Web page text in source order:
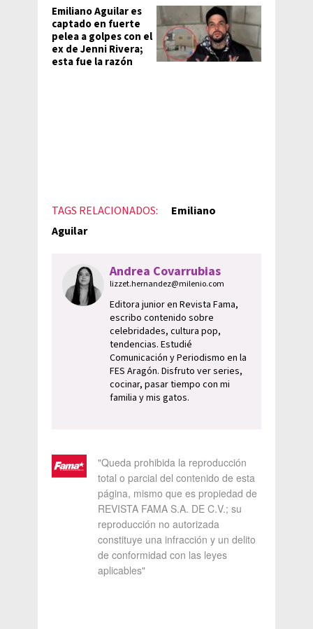
Emiliano Aguilar es
captado en fuerte
pelea a golpes con el
ex de Jenni Rivera;
esta fue la razón
TAGS RELACIONADOS:
Emiliano
Aguilar
Andrea Covarrubias
lizzet.hernandez@milenio.com
Editora junior en Revista Fama,
escribo contenido sobre
celebridades, cultura pop,
tendencias. Estudié
Comunicación y Periodismo en la
FES Aragón. Disfruto ver series,
cocinar, pasar tiempo con mi
familia y mis gatos.
"Queda prohibida la reproducción
total o parcial del contenido de esta
página, mismo que es propiedad de
REVISTA FAMA S.A. DE C.V.; su
reproducción no autorizada
constituye una infracción y un delito
de conformidad con las leyes
aplicables"